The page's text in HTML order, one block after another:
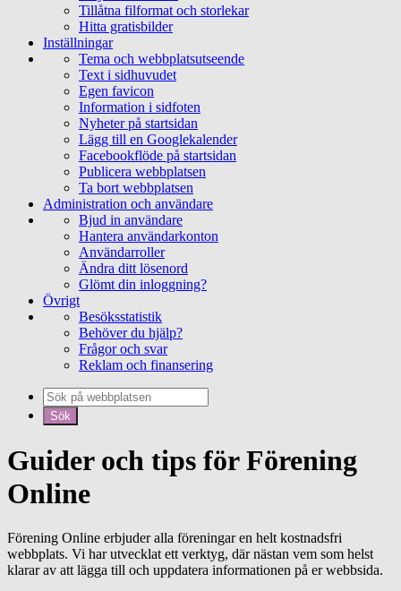
Tillåtna filformat och storlekar
Hitta gratisbilder
Inställningar
Tema och webbplatsutseende
Text i sidhuvudet
Egen favicon
Information i sidfoten
Nyheter på startsidan
Lägg till en Googlekalender
Facebookflöde på startsidan
Publicera webbplatsen
Ta bort webbplatsen
Administration och användare
Bjud in användare
Hantera användarkonton
Användarroller
Ändra ditt lösenord
Glömt din inloggning?
Övrigt
Besöksstatistik
Behöver du hjälp?
Frågor och svar
Reklam och finansering
Guider och tips för Förening
Online
Förening Online erbjuder alla föreningar en helt kostnadsfri
webbplats. Vi har utvecklat ett verktyg, där nästan vem som helst
klarar av att lägga till och uppdatera informationen på er webbsida.